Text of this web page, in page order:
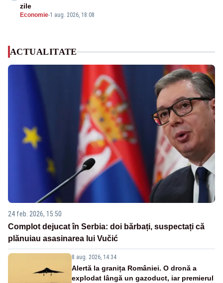
Economie-1 aug. 2026, 18:08
zile
ACTUALITATE
24 feb. 2026, 15:50
Complot dejucat în Serbia: doi bărbați, suspectați că
plănuiau asasinarea lui Vučić
8 aug. 2026, 14:34
Alertă la granița României. O dronă a
explodat lângă un gazoduct, iar premierul